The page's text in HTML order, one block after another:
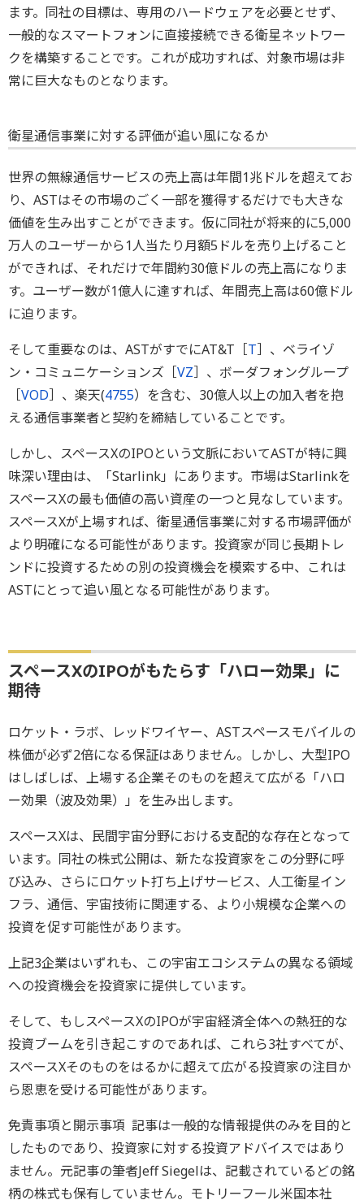
ます。同社の目標は、専用のハードウェアを必要とせず、
一般的なスマートフォンに直接接続できる衛星ネットワー
クを構築することです。これが成功すれば、対象市場は非
常に巨大なものとなります。
衛星通信事業に対する評価が追い風になるか
世界の無線通信サービスの売上高は年間1兆ドルを超えてお
り、ASTはその市場のごく一部を獲得するだけでも大きな
価値を生み出すことができます。仮に同社が将来的に5,000
万人のユーザーから1人当たり月額5ドルを売り上げること
ができれば、それだけで年間約30億ドルの売上高になりま
す。ユーザー数が1億人に達すれば、年間売上高は60億ドル
に迫ります。
そして重要なのは、ASTがすでにAT&T［T］、ベライゾ
ン・コミュニケーションズ［VZ］、ボーダフォングループ
［VOD］、楽天(4755）を含む、30億人以上の加入者を抱
える通信事業者と契約を締結していることです。
しかし、スペースXのIPOという文脈においてASTが特に興
味深い理由は、「Starlink」にあります。市場はStarlinkを
スペースXの最も価値の高い資産の一つと見なしています。
スペースXが上場すれば、衛星通信事業に対する市場評価が
より明確になる可能性があります。投資家が同じ長期トレ
ンドに投資するための別の投資機会を模索する中、これは
ASTにとって追い風となる可能性があります。
スペースXのIPOがもたらす「ハロー効果」に
期待
ロケット・ラボ、レッドワイヤー、ASTスペースモバイルの
株価が必ず2倍になる保証はありません。しかし、大型IPO
はしばしば、上場する企業そのものを超えて広がる「ハロ
ー効果（波及効果）」を生み出します。
スペースXは、民間宇宙分野における支配的な存在となって
います。同社の株式公開は、新たな投資家をこの分野に呼
び込み、さらにロケット打ち上げサービス、人工衛星イン
フラ、通信、宇宙技術に関連する、より小規模な企業への
投資を促す可能性があります。
上記3企業はいずれも、この宇宙エコシステムの異なる領域
への投資機会を投資家に提供しています。
そして、もしスペースXのIPOが宇宙経済全体への熱狂的な
投資ブームを引き起こすのであれば、これら3社すべてが、
スペースXそのものをはるかに超えて広がる投資家の注目か
ら恩恵を受ける可能性があります。
免責事項と開示事項 記事は一般的な情報提供のみを目的と
したものであり、投資家に対する投資アドバイスではあり
ません。元記事の筆者Jeff Siegelは、記載されているどの銘
柄の株式も保有していません。モトリーフール米国本社